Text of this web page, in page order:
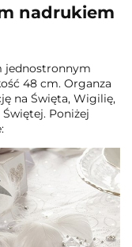
nadrukiem
jednostronnym
48 cm. Organza
na Święta, Wigilię,
Poniżej